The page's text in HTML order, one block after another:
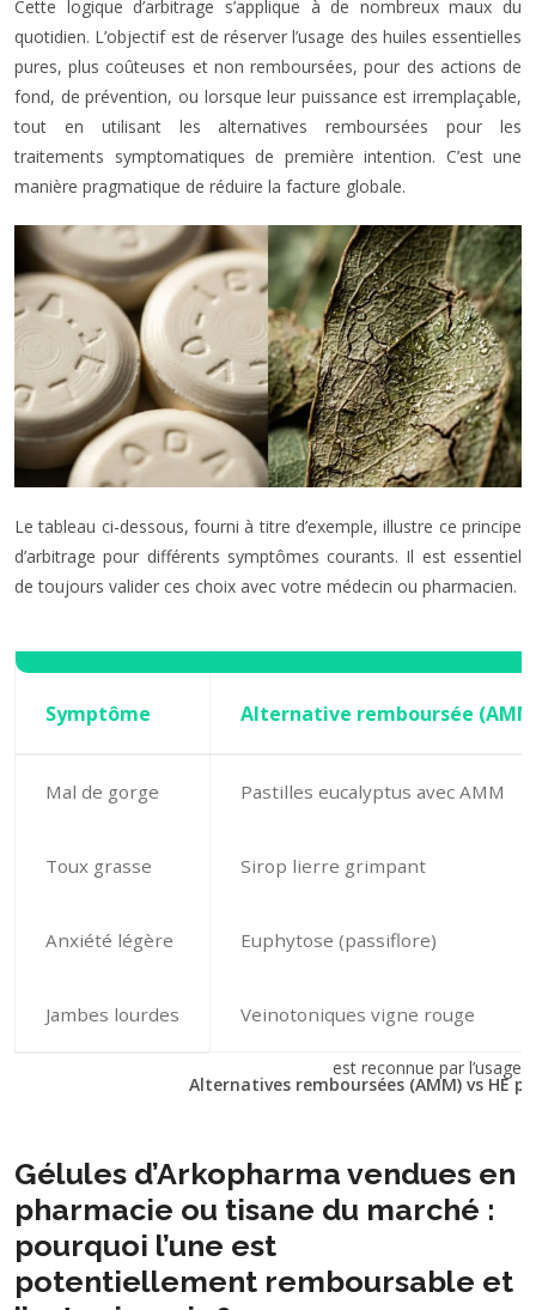
Cette logique d’arbitrage s’applique à de nombreux maux du
quotidien. L’objectif est de réserver l’usage des huiles essentielles
pures, plus coûteuses et non remboursées, pour des actions de
fond, de prévention, ou lorsque leur puissance est irremplaçable,
tout en utilisant les alternatives remboursées pour les
traitements symptomatiques de première intention. C’est une
manière pragmatique de réduire la facture globale.
Le tableau ci-dessous, fourni à titre d’exemple, illustre ce principe
d’arbitrage pour différents symptômes courants. Il est essentiel
de toujours valider ces choix avec votre médecin ou pharmacien.
Alternatives remboursées (AMM) vs HE
Symptôme Alternative remboursée
Mal de gorge Pastilles eucalyptus avec AMM
Toux grasse Sirop lierre grimpant
Anxiété légère Euphytose (passiflore)
Jambes lourdes Veinotoniques vigne rouge
Gélules d’Arkopharma vendues en
pharmacie ou tisane du marché :
pourquoi l’une est
potentiellement remboursable et